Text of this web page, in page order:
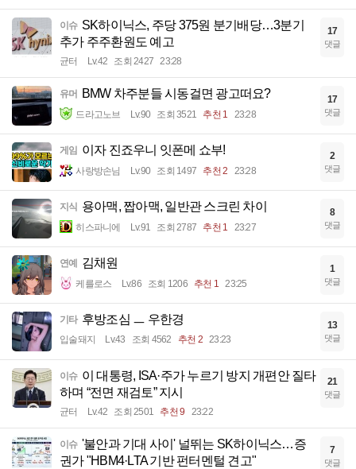
이슈 SK하이닉스, 주당 375원 분기배당…3분기
추가 주주환원도 예고
균터 Lv.42 조회 2427 23:28
17
댓글
유머 BMW 차주분들 시동걸면 광고떠요?
드라고노브 Lv.90 조회 3521 추천 1 23:28
17
댓글
게임 이자 진죠우니 잇폰메 쇼부!
사랑방손님 Lv.90 조회 1497 추천 2 23:28
2
댓글
지식 용아맥, 짭아맥, 일반관 스크린 차이
히스파니에 Lv.91 조회 2787 추천 1 23:27
8
댓글
연예 김채원
케를로스 Lv.86 조회 1206 추천 1 23:25
1
댓글
기타 후방조심 ㅡ 우한경
입술돼지 Lv.43 조회 4562 추천 2 23:23
13
댓글
이슈 이 대통령, ISA·주가 누르기 방지 개편안 질타
하며 “전면 재검토” 지시
균터 Lv.42 조회 2501 추천 9 23:22
21
댓글
이슈 '불안과 기대 사이' 널뛰는 SK하이닉스…증
권가 "HBM4·LTA 기반 펀터멘털 견고"
7
댓글